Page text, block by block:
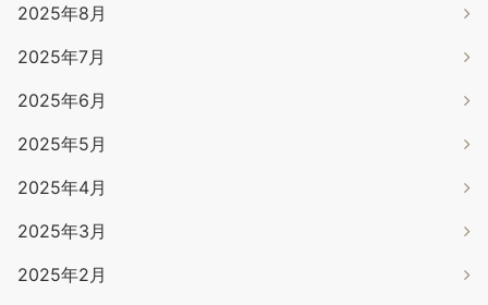
2025年8月
2025年7月
2025年6月
2025年5月
2025年4月
2025年3月
2025年2月